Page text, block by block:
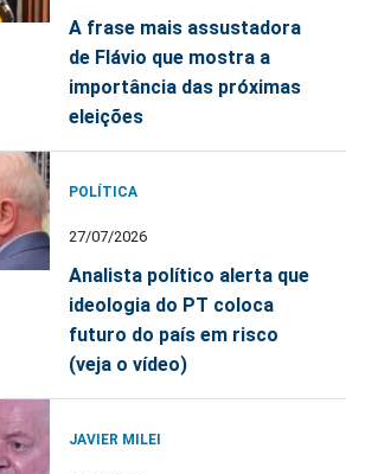
A frase mais assustadora
de Flávio que mostra a
importância das próximas
eleições
POLÍTICA
27/07/2026
Analista político alerta que
ideologia do PT coloca
futuro do país em risco
(veja o vídeo)
JAVIER MILEI